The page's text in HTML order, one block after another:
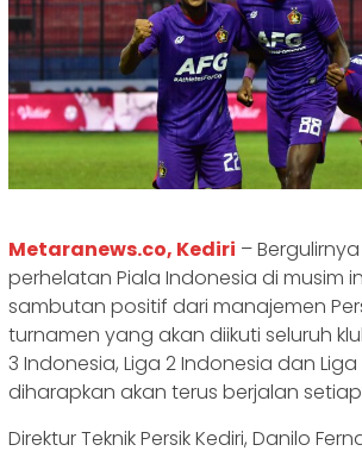
Metaranews.co, Kediri –
perhelatan Piala Indonesia di musim
sambutan positif dari manajemen
turnamen yang akan diikuti seluruh
3 Indonesia, Liga 2 Indonesia dan Liga
diharapkan akan terus berjalan
Direktur Teknik Persik Kediri, Danilo